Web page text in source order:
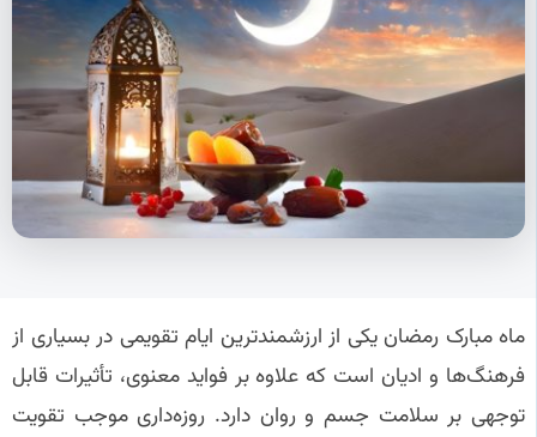
ماه مبارک رمضان یکی از ارزشمندترین ایام تقویمی در بسیاری از
فرهنگ‌ها و ادیان است که علاوه بر فواید معنوی، تأثیرات قابل
توجهی بر سلامت جسم و روان دارد. روزه‌داری موجب تقویت